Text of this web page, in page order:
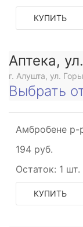
КУПИТЬ
Аптека,
г. Алушта, ул.
Выбрать
Амбробене р-
194 руб.
Остаток: 1 шт.
КУПИТЬ